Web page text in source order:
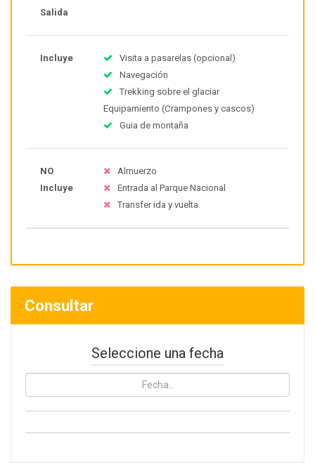
Salida
Incluye
Visita a pasarelas (opcional)
Navegación
Trekking sobre el glaciar
Equipamiento (Crampones y cascos)
Guia de montaña
NO
Incluye
Almuerzo
Entrada al Parque Nacional
Transfer ida y vuelta
Consultar
Seleccione una fecha